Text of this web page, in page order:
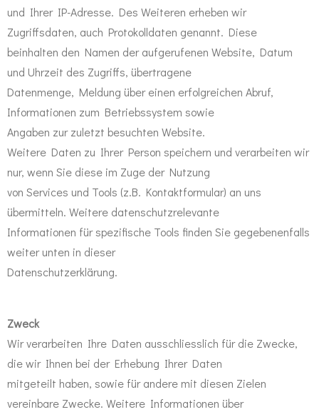
und Ihrer IP-Adresse. Des Weiteren erheben wir
Zugriffsdaten, auch Protokolldaten genannt. Diese
beinhalten den Namen der aufgerufenen Website, Datum
und Uhrzeit des Zugriffs, übertragene
Datenmenge, Meldung über einen erfolgreichen Abruf,
Informationen zum Betriebssystem sowie
Angaben zur zuletzt besuchten Website.
Weitere Daten zu Ihrer Person speichern und verarbeiten wir
nur, wenn Sie diese im Zuge der Nutzung
von Services und Tools (z.B. Kontaktformular) an uns
übermitteln. Weitere datenschutzrelevante
Informationen für spezifische Tools finden Sie gegebenenfalls
weiter unten in dieser
Datenschutzerklärung.
Zweck
Wir verarbeiten Ihre Daten ausschliesslich für die Zwecke,
die wir Ihnen bei der Erhebung Ihrer Daten
mitgeteilt haben, sowie für andere mit diesen Zielen
vereinbare Zwecke. Weitere Informationen über